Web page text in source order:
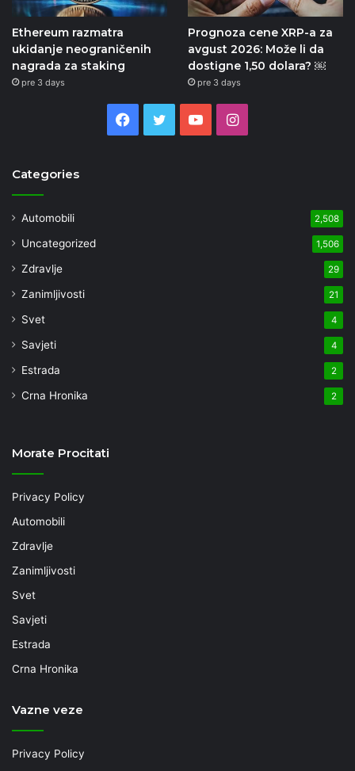
Ethereum razmatra
ukidanje neograničenih
nagrada za staking
pre 3 days
Prognoza cene XRP-a za
avgust 2026: Može li da
dostigne 1,50 dolara? ￼
pre 3 days
Facebook
TwitterYouTubeInstagram
Categories
Automobili 2,508
Uncategorized 1,506
Zdravlje 29
Zanimljivosti 21
Svet 4
Savjeti 4
Estrada 2
Crna Hronika 2
Morate Procitati
Privacy Policy
Automobili
Zdravlje
Zanimljivosti
Svet
Savjeti
Estrada
Crna Hronika
Vazne veze
Privacy Policy